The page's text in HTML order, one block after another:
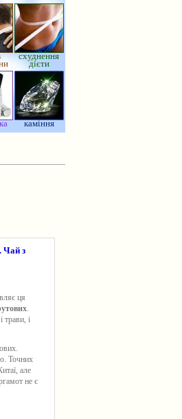
схуднення
дієти
каміння
Чай з
ця
.
трави, і
Точних
але
не є